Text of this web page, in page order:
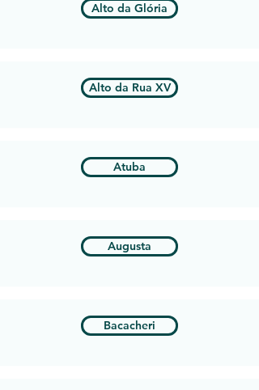
Alto da Glória
Alto da Rua XV
Atuba
Augusta
Bacacheri